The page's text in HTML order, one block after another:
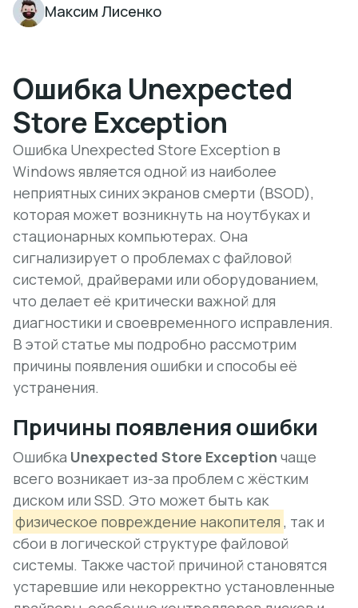
Максим Лисенко
Ошибка Unexpected
Store Exception
Ошибка Unexpected Store Exception в
Windows является одной из наиболее
неприятных синих экранов смерти (BSOD),
которая может возникнуть на ноутбуках и
стационарных компьютерах. Она
сигнализирует о проблемах с файловой
системой, драйверами или оборудованием,
что делает её критически важной для
диагностики и своевременного исправления.
В этой статье мы подробно рассмотрим
причины появления ошибки и способы её
устранения.
Причины появления ошибки
Ошибка Unexpected Store Exception чаще
всего возникает из-за проблем с жёстким
диском или SSD. Это может быть как
физическое повреждение накопителя , так и
сбои в логической структуре файловой
системы. Также частой причиной становятся
устаревшие или некорректно установленные